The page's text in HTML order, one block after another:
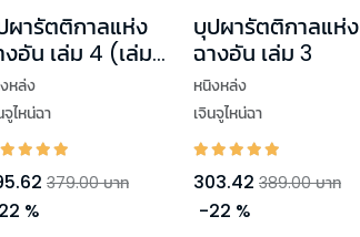
ผารัตติกาลแห่ง
งอัน เล่ม 4 (เล่ม
)
หล่ง
จูไหน่ฉา
379.00 บาท
22 %
บุปผารัตติกาลแห่ง
ฉางอัน เล่ม 3
หนิงหล่ง
เจินจูไหน่ฉา
303.42 389.00 บาท
-22 %